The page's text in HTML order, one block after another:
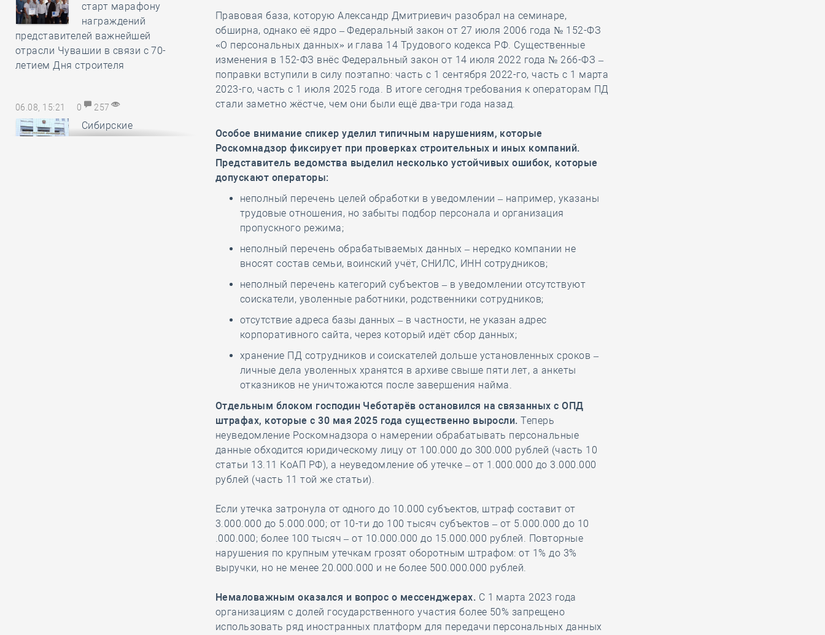
старт марафону
награждений
представителей важнейшей
отрасли Чувашии в связи с 70-
летием Дня строителя
06.08, 15:21 0 257
Сибирские
саморегуляторы
Правовая база, которую Александр Дмитриевич разобрал на семинаре,
обширна, однако её ядро – Федеральный закон от 27 июля 2006 года № 152-ФЗ
«О персональных данных» и глава 14 Трудового кодекса РФ. Существенные
изменения в 152-ФЗ внёс Федеральный закон от 14 июля 2022 года № 266-ФЗ –
поправки вступили в силу поэтапно: часть с 1 сентября 2022-го, часть с 1 марта
2023-го, часть с 1 июля 2025 года. В итоге сегодня требования к операторам ПД
стали заметно жёстче, чем они были ещё два-три года назад.
Особое внимание спикер уделил типичным нарушениям, которые
Роскомнадзор фиксирует при проверках строительных и иных компаний.
Представитель ведомства выделил несколько устойчивых ошибок, которые
допускают операторы:
неполный перечень целей обработки в уведомлении – например, указаны
трудовые отношения, но забыты подбор персонала и организация
пропускного режима;
неполный перечень обрабатываемых данных – нередко компании не
вносят состав семьи, воинский учёт, СНИЛС, ИНН сотрудников;
неполный перечень категорий субъектов – в уведомлении отсутствуют
соискатели, уволенные работники, родственники сотрудников;
отсутствие адреса базы данных – в частности, не указан адрес
корпоративного сайта, через который идёт сбор данных;
хранение ПД сотрудников и соискателей дольше установленных сроков –
личные дела уволенных хранятся в архиве свыше пяти лет, а анкеты
отказников не уничтожаются после завершения найма.
Отдельным блоком господин Чеботарёв остановился на связанных с ОПД
штрафах, которые с 30 мая 2025 года существенно выросли. Теперь
неуведомление Роскомнадзора о намерении обрабатывать персональные
данные обходится юридическому лицу от 100.000 до 300.000 рублей (часть 10
статьи 13.11 КоАП РФ), а неуведомление об утечке – от 1.000.000 до 3.000.000
рублей (часть 11 той же статьи).
Если утечка затронула от одного до 10.000 субъектов, штраф составит от
3.000.000 до 5.000.000; от 10-ти до 100 тысяч субъектов – от 5.000.000 до 10
.000.000; более 100 тысяч – от 10.000.000 до 15.000.000 рублей. Повторные
нарушения по крупным утечкам грозят оборотным штрафом: от 1% до 3%
выручки, но не менее 20.000.000 и не более 500.000.000 рублей.
Немаловажным оказался и вопрос о мессенджерах. С 1 марта 2023 года
организациям с долей государственного участия более 50% запрещено
использовать ряд иностранных платформ для передачи персональных данных